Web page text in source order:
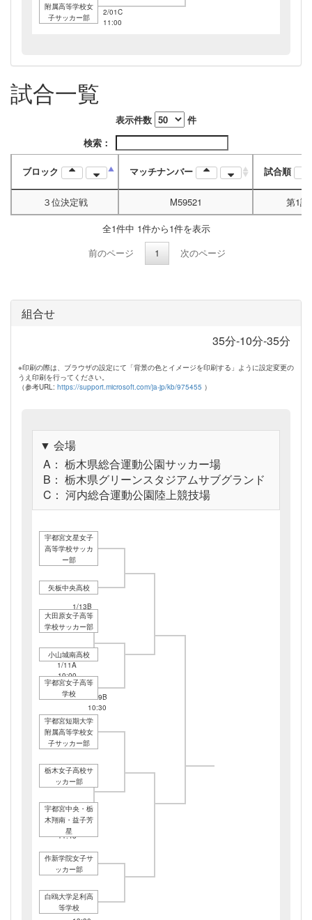
2/01C
11:00
附属高等学校女
子サッカー部
試合一覧
表示件数
件
検索：
ブロック マッチナンバー 試合順
３位決定戦 M59521
第1試
全1件中 1件から1件を表示
前のページ
1 次のページ
組合せ
35分-10分-35分
※印刷の際は、ブラウザの設定にて「背景の色とイメージを印刷する」ように設定変更の
うえ印刷を行ってください。
（参考URL: https://support.microsoft.com/ja-jp/kb/975455 ）
▼ 会場
A： 栃木県総合運動公園サッカー場
B： 栃木県グリーンスタジアムサブグランド
C： 河内総合運動公園陸上競技場
宇都宮文星女子
高等学校サッカ
ー部
1/13B
13:30
矢板中央高校
1/19B
10:30
大田原女子高等
学校サッカー部
1/11A
10:00
小山城南高校
1/13B
10:00
宇都宮女子高等
学校
宇都宮短期大学
附属高等学校女
子サッカー部
1/13B
11:45
栃木女子高校サ
ッカー部
1/11A
11:45
宇都宮中央・栃
木翔南・益子芳
星
作新学院女子サ
ッカー部
1/11A
白鴎大学足利高
等学校